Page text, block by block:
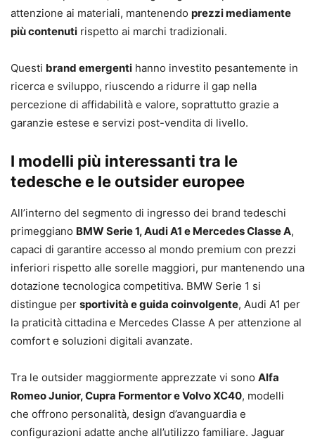
attenzione ai materiali, mantenendo prezzi mediamente
più contenuti rispetto ai marchi tradizionali.
Questi brand emergenti hanno investito pesantemente in
ricerca e sviluppo, riuscendo a ridurre il gap nella
percezione di affidabilità e valore, soprattutto grazie a
garanzie estese e servizi post-vendita di livello.
I modelli più interessanti tra le
tedesche e le outsider europee
All’interno del segmento di ingresso dei brand tedeschi
primeggiano BMW Serie 1, Audi A1 e Mercedes Classe A,
capaci di garantire accesso al mondo premium con prezzi
inferiori rispetto alle sorelle maggiori, pur mantenendo una
dotazione tecnologica competitiva. BMW Serie 1 si
distingue per sportività e guida coinvolgente, Audi A1 per
la praticità cittadina e Mercedes Classe A per attenzione al
comfort e soluzioni digitali avanzate.
Tra le outsider maggiormente apprezzate vi sono Alfa
Romeo Junior, Cupra Formentor e Volvo XC40, modelli
che offrono personalità, design d’avanguardia e
configurazioni adatte anche all’utilizzo familiare. Jaguar